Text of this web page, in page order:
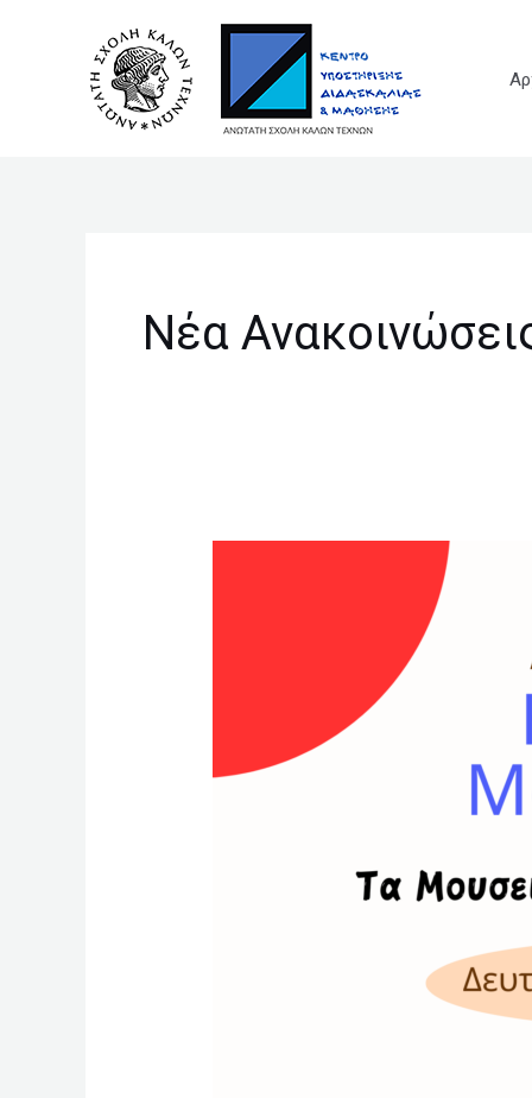
περιεχόμενο
Νέα